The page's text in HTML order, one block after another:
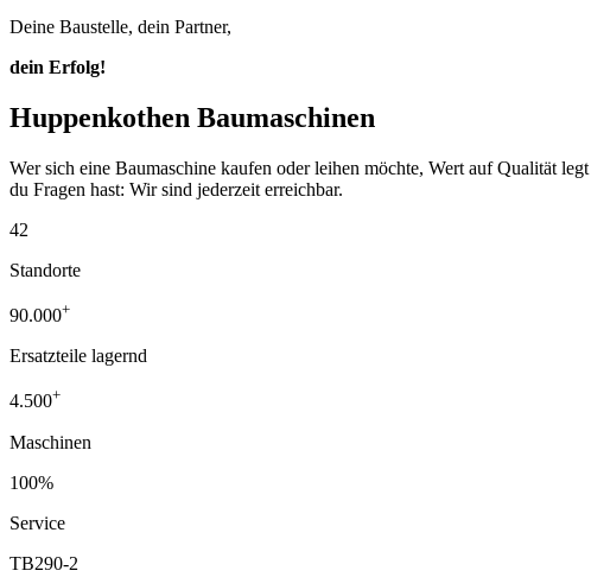
Deine Baustelle, dein Partner,
dein Erfolg!
Huppenkothen Baumaschinen
Wer sich eine Baumaschine kaufen oder leihen möchte, Wert auf Qualität
du Fragen hast: Wir sind jederzeit erreichbar.
42
Standorte
90.000+
Ersatzteile lagernd
4.500+
Maschinen
100%
Service
TB290-2